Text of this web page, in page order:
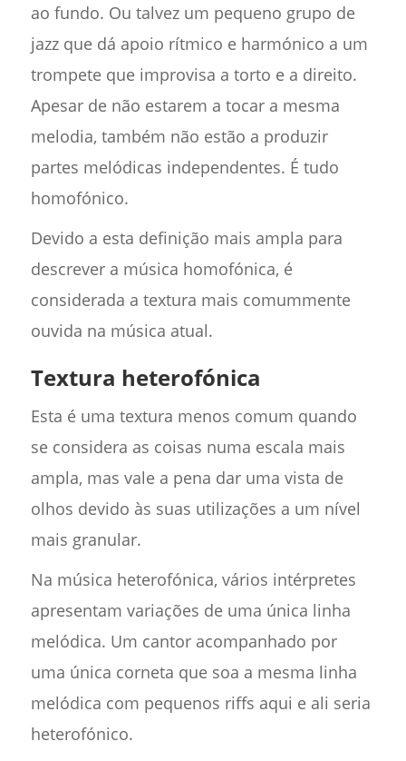
ao fundo. Ou talvez um pequeno grupo de
jazz que dá apoio rítmico e harmónico a um
trompete que improvisa a torto e a direito.
Apesar de não estarem a tocar a mesma
melodia, também não estão a produzir
partes melódicas independentes. É tudo
homofónico.
Devido a esta definição mais ampla para
descrever a música homofónica, é
considerada a textura mais comummente
ouvida na música atual.
Textura heterofónica
Esta é uma textura menos comum quando
se considera as coisas numa escala mais
ampla, mas vale a pena dar uma vista de
olhos devido às suas utilizações a um nível
mais granular.
Na música heterofónica, vários intérpretes
apresentam variações de uma única linha
melódica. Um cantor acompanhado por
uma única corneta que soa a mesma linha
melódica com pequenos riffs aqui e ali seria
heterofónico.